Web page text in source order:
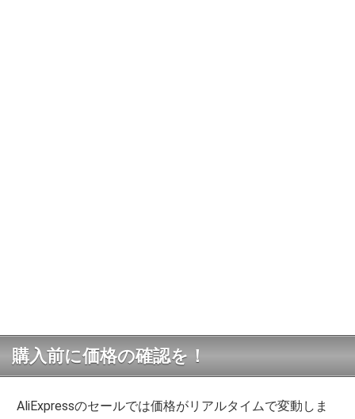
購入前に価格の確認を！
AliExpressのセールでは価格がリアルタイムで変動しま